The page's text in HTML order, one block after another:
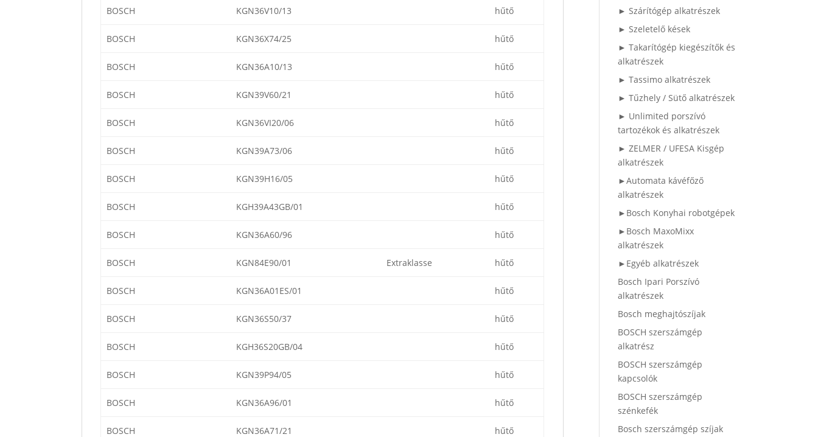
BOSCH KGN36V10/13 hűtő
BOSCH KGN36X74/25 hűtő
BOSCH KGN36A10/13 hűtő
BOSCH KGN39V60/21 hűtő
BOSCH KGN36VI20/06 hűtő
BOSCH KGN39A73/06 hűtő
BOSCH KGN39H16/05 hűtő
BOSCH KGH39A43GB/01 hűtő
BOSCH KGN36A60/96 hűtő
BOSCH KGN84E90/01 Extraklasse hűtő
BOSCH KGN36A01ES/01 hűtő
BOSCH KGN36S50/37 hűtő
BOSCH KGH36S20GB/04 hűtő
BOSCH KGN39P94/05 hűtő
BOSCH KGN36A96/01 hűtő
BOSCH KGN36A71/21 hűtő
► Szárítógép alkatrészek
► Szeletelő kések
► Takarítógép kiegészítők és
alkatrészek
► Tassimo alkatrészek
► Tűzhely / Sütő alkatrészek
► Unlimited porszívó
tartozékok és alkatrészek
► ZELMER / UFESA Kisgép
alkatrészek
►Automata kávéfőző
alkatrészek
►Bosch Konyhai robotgépek
►Bosch MaxoMixx
alkatrészek
►Egyéb alkatrészek
Bosch Ipari Porszívó
alkatrészek
Bosch meghajtószíjak
BOSCH szerszámgép
alkatrész
BOSCH szerszámgép
kapcsolók
BOSCH szerszámgép
szénkefék
Bosch szerszámgép szíjak